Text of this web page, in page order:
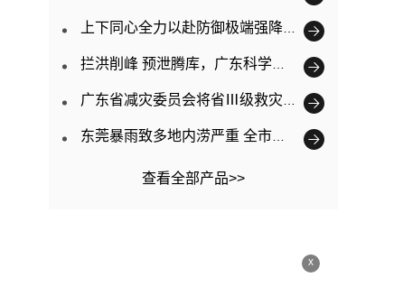
上下同心全力以赴防御极端强降雨 广东已提前转移超11万人
拦洪削峰 预泄腾库，广东科学调度防御韩江洪水
广东省减灾委员会将省Ⅲ级救灾应急响应提升为Ⅱ级
东莞暴雨致多地内涝严重 全市已转移3563人
查看全部产品>>
x